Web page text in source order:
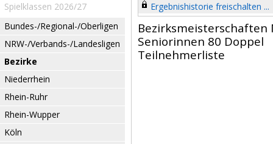
Spielklassen 2026/27
Bundes-/Regional-/Oberligen
NRW-/Verbands-/Landesligen
Bezirke
Niederrhein
Rhein-Ruhr
Rhein-Wupper
Köln
Ergebnishistorie freischalten ...
Seniorinnen 80 Doppel
Teilnehmerliste